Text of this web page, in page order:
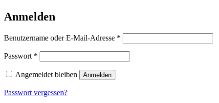
Anmelden
Benutzername oder E-Mail-Adresse *
Passwort *
Angemeldet bleiben Anmelden
Passwort vergessen?